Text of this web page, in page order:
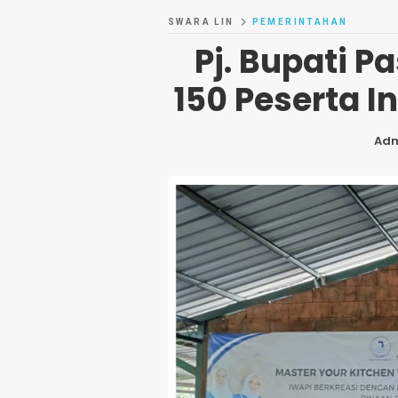
SWARA LIN PEMERINTAHAN
Pj. Bupati
150 Peserta